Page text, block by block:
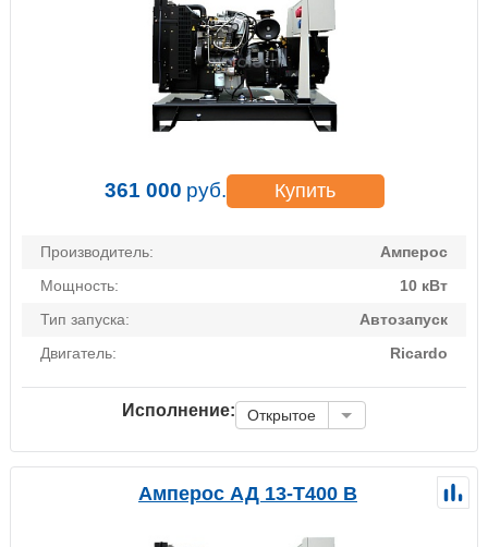
361 000 руб. Купить
Производитель:
Амперос
Мощность:
10 кВт
Тип запуска:
Автозапуск
Двигатель:
Ricardo
Исполнение: Открытое
Амперос АД 13-Т400 B